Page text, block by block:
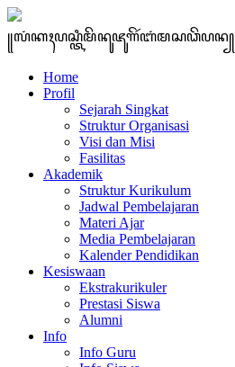
꧋ꦭꦁꦏꦃꦥꦱ꧀ꦠꦶꦩꦼꦤꦸꦗꦸꦒꦼꦂꦧꦁꦩꦱꦣꦼꦥꦤ꧀
Home
Profil
Sejarah Singkat
Struktur Organisasi
Visi dan Misi
Fasilitas
Akademik
Struktur Kurikulum
Jadwal Pembelajaran
Materi Ajar
Media Pembelajaran
Kalender Pendidikan
Kesiswaan
Ekstrakurikuler
Prestasi Siswa
Alumni
Info
Info Guru